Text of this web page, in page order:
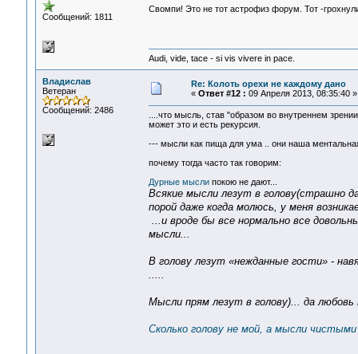
Сообщений: 1811
Свомпи! Это не тот астрофиз форум. Тот -
Audi, vide, tace - si vis vivere in pace.
Владислав
Ветеран
Сообщений: 2486
Re: Колоть орехи не каждому дано
« Ответ #12 : 09 Апреля 2013, 08:35:40 »
....что мысль, став "образом во внутреннем
может это и есть рекурсия.
--- мысли как пища для ума .. они наша
почему тогда часто так говорим:
Дурные мысли покою не дают...
Всякие мысли лезут в голову(страшно
порой даже когда молюсь, у меня
...и вроде бы все нормально все
мысли...
В голову лезут «нежданные гости» -
.....
Мысли прям лезут в голову)... да
Сколько голову не мой, а мысли